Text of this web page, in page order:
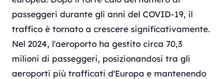
passeggeri durante gli anni del COVID-19, il
traffico è tornato a crescere significativamente.
Nel 2024, l'aeroporto ha gestito circa 70,3
milioni di passeggeri, posizionandosi tra gli
aeroporti più trafficati d'Europa e mantenendo